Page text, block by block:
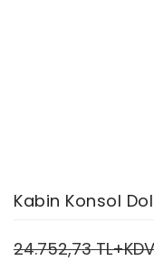
Kabin Konsol
24.752,73 TL+KDV